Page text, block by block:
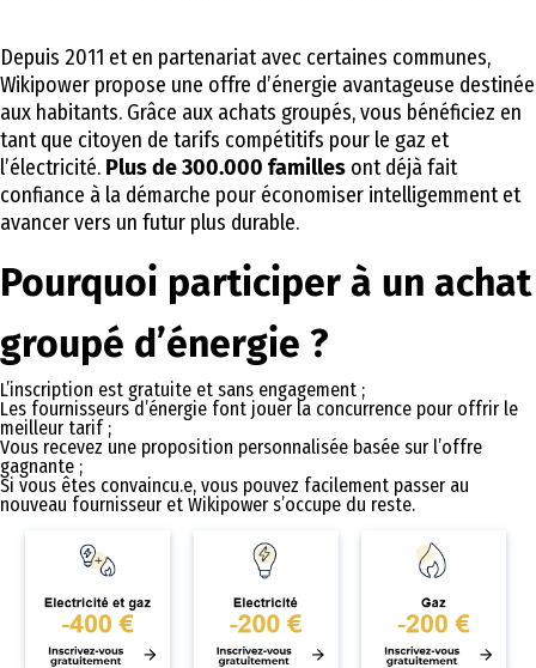
Depuis 2011 et en partenariat avec certaines communes,
Wikipower propose une offre d’énergie avantageuse destinée
aux habitants. Grâce aux achats groupés, vous bénéficiez en
tant que citoyen de tarifs compétitifs pour le gaz et
l’électricité. Plus de 300.000 familles ont déjà fait
confiance à la démarche pour économiser intelligemment et
avancer vers un futur plus durable.
Pourquoi participer à un achat
groupé d’énergie ?
L’inscription est gratuite et sans engagement ;
Les fournisseurs d’énergie font jouer la concurrence pour offrir le
meilleur tarif ;
Vous recevez une proposition personnalisée basée sur l’offre
gagnante ;
Si vous êtes convaincu.e, vous pouvez facilement passer au
nouveau fournisseur et Wikipower s’occupe du reste.